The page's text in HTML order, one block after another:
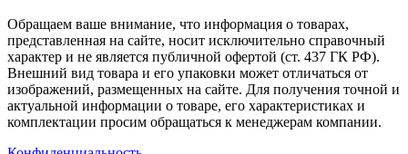
Обращаем ваше внимание, что информация о товарах,
представленная на сайте, носит исключительно справочный
характер и не является публичной офертой (ст. 437 ГК РФ).
Внешний вид товара и его упаковки может отличаться от
изображений, размещенных на сайте. Для получения точной и
актуальной информации о товаре, его характеристиках и
комплектации просим обращаться к менеджерам компании.